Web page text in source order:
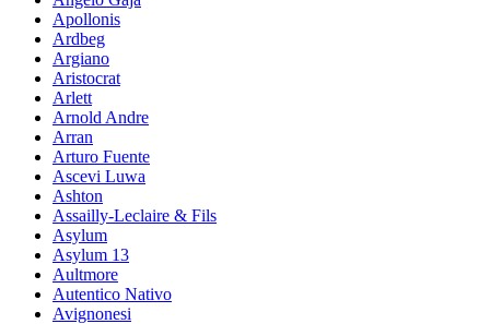
Apollonis
Ardbeg
Argiano
Aristocrat
Arlett
Arnold Andre
Arran
Arturo Fuente
Ascevi Luwa
Ashton
Assailly-Leclaire & Fils
Asylum
Asylum 13
Aultmore
Autentico Nativo
Avignonesi